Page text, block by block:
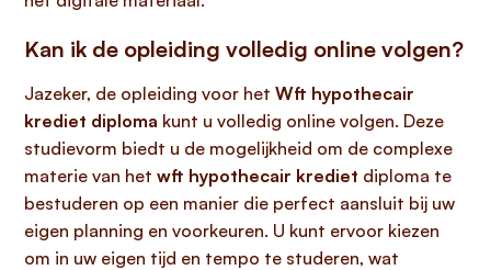
Kan ik de opleiding volledig online volgen?
Jazeker, de opleiding voor het Wft hypothecair
krediet diploma kunt u volledig online volgen. Deze
studievorm biedt u de mogelijkheid om de complexe
materie van het wft hypothecair krediet diploma te
bestuderen op een manier die perfect aansluit bij uw
eigen planning en voorkeuren. U kunt ervoor kiezen
om in uw eigen tijd en tempo te studeren, wat